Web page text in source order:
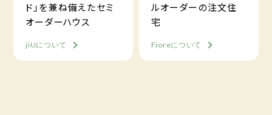
ド」を兼ね備えたセミ
オーダーハウス
jiUについて
ルオーダーの注文住
宅
Fioreについて